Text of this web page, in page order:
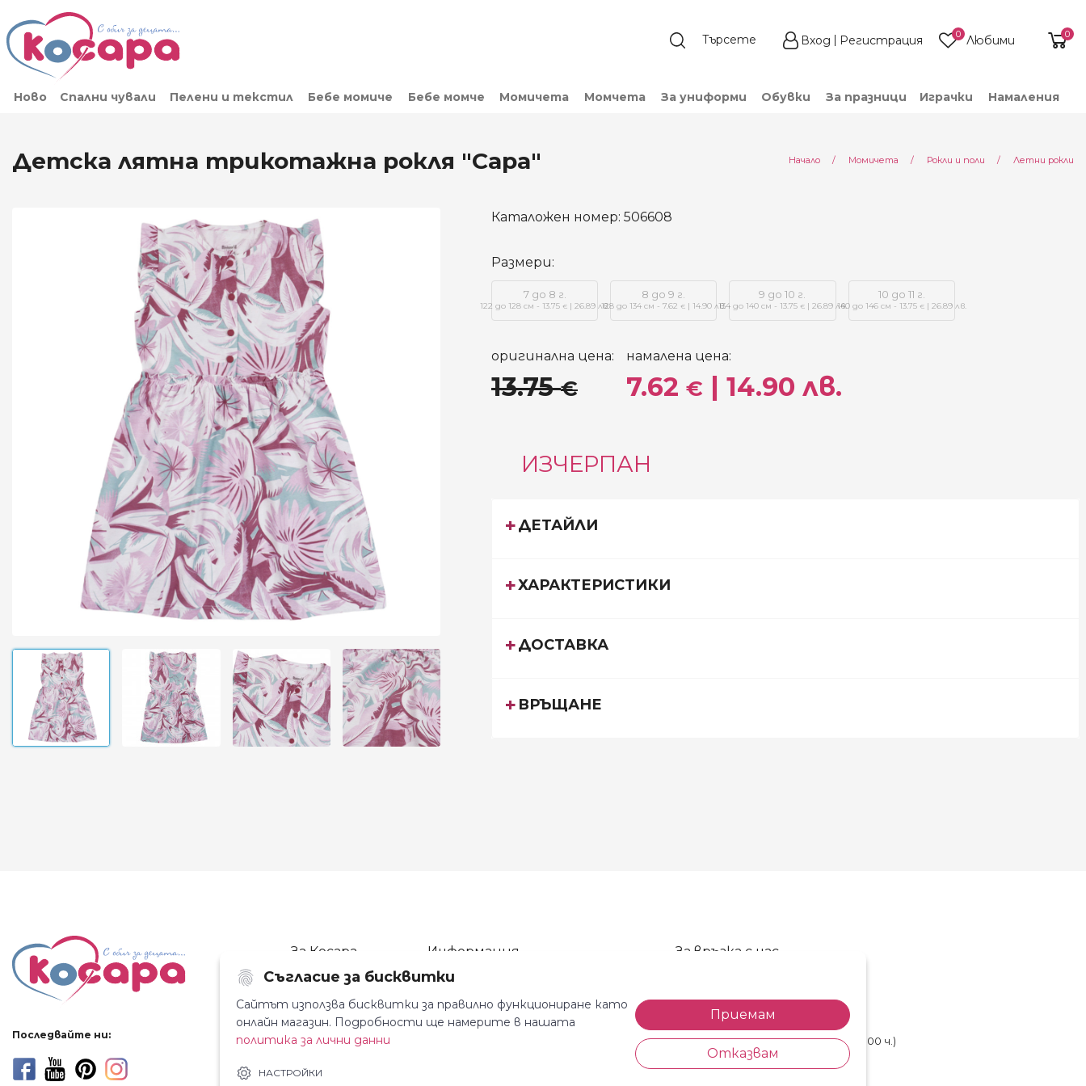
Вход Регистрация Любими
0 0
Ново Спални чували Пелени и текстил Бебе момиче Бебе момче Момичета Момчета За униформи Обувки За празници Играчки Намаления
Детска лятна трикотажна рокля "Сара" Начало Момичета Рокли и поли Летни рокли
Каталожен номер: 506608
оригинална цена:
13.75€
намалена цена:
7.62 € | 14.90 лв.
Размери:
7 до 8 г.
122 до 128 см - 13.75 € | 26.89 лв.
8 до 9 г.
128 до 134 см - 7.62 € | 14.90 лв.
9 до 10 г.
134 до 140 см - 13.75 €| 26.89 лв.
10 до 11 г.
140 до 146 см - 13.75 €| 26.89 лв.
ИЗЧЕРПАН
ДЕТАЙЛИ
ХАРАКТЕРИСТИКИ
ДОСТАВКА
ВРЪЩАНЕ
Последвайте ни:
За Косара
За нас
Магазини
Новини
Контакти
Информация
Общи условия
Декларация за поверителност
Доставка и плащане
За връзка с нас
тел: 0885 514 577
e-mail: shop@kosara.bg
Всеки делничен ден (от 8.30 до 17.00 ч.)
Съгласие за бисквитки
Сайтът използва бисквитки за правилно функциониране като
онлайн магазин. Подробности ще намерите в нашата
политика за лични данни
НАСТРОЙКИ
Приемам
Отказвам